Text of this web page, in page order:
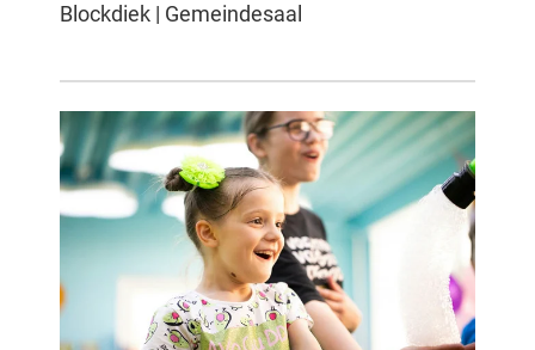
Blockdiek | Gemeindesaal